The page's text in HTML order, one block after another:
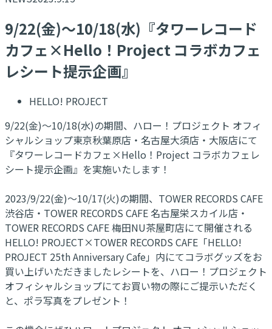
9/22(金)～10/18(水)『タワーレコード
カフェ×Hello！Project コラボカフェ
レシート提示企画』
HELLO! PROJECT
9/22(金)～10/18(水)の期間、ハロー！プロジェクト オフィ
シャルショップ東京秋葉原店・名古屋大須店・大阪店にて
『タワーレコードカフェ×Hello！Project コラボカフェレ
シート提示企画』を実施いたします！
2023/9/22(金)～10/17(火)の期間、TOWER RECORDS CAFE
渋谷店・TOWER RECORDS CAFE 名古屋栄スカイル店・
TOWER RECORDS CAFE 梅田NU茶屋町店にて開催される
HELLO! PROJECT×TOWER RECORDS CAFE「HELLO!
PROJECT 25th Anniversary Cafe」内にてコラボグッズをお
買い上げいただきましたレシートを、ハロー！プロジェクト
オフィシャルショップにてお買い物の際にご提示いただく
と、ポラ写真をプレゼント！